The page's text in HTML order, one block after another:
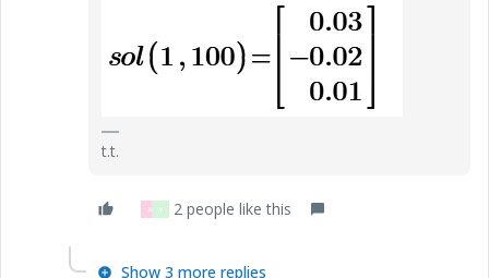
t.t.
A Y 2 people like this
Show 3 more replies